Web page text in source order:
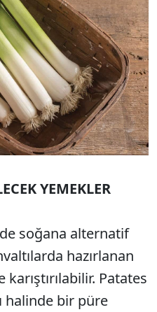
YEMEKLER
soğana alternatif
hazırlanan
Patates
halinde bir püre